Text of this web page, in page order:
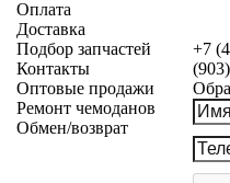
+7
Оплата
Доставка
Подбор запчастей
Контакты
Оптовые продажи
Ремонт чемоданов
Обмен/возврат